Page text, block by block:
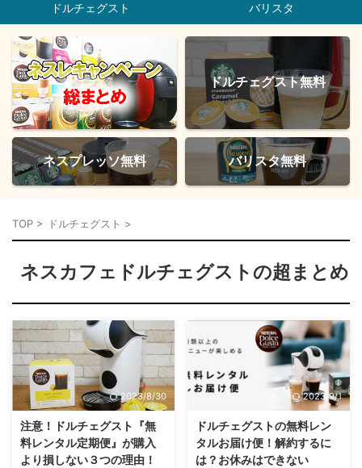
ドルチェグスト バリスタ
ドルチェグスト無料
ネスプレッソ無料 バリスタ無料
TOP > ドルチェグスト >
ネスカフェドルチェグストの超まとめ
2023/8/30
注意！ドルチェグスト『無
料レンタル定期便』が購入
より損しない３つの理由！
2023/9/1
ドルチェグストの無料レン
タルお届け便！解約するに
は？お休みはできない